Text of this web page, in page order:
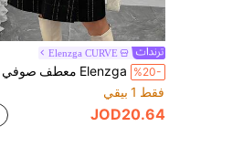
Elenzga CURVE
%20-
فقط 1 بيقي
JOD20.64